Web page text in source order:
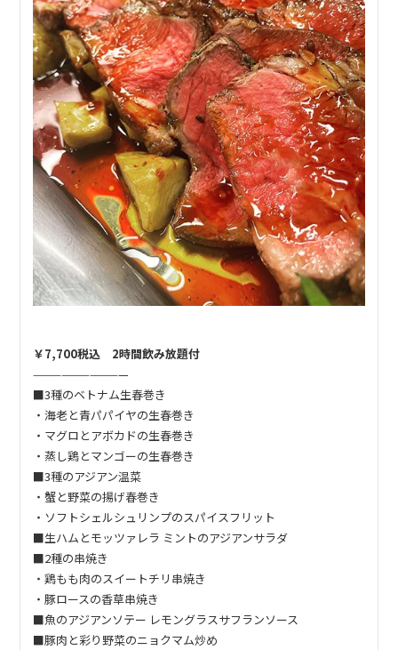
15,000円コース
——————————
【前菜】
生春巻き3種盛り合わせ
【サラダ】
ズワイ蟹と青パパイヤのサラダ
【スープ】
ふかひれスープ
【温前菜】
鮑のソテー 十五穀米添え シーズニングソース
【魚料理】
伊勢海老のチリソース
【肉料理】
【フォー】
【デザート】
チェリーのシブースト チョコアイス添え
￥7,700税込 2時間飲み放題付
——————————
■3種のベトナム生春巻き
・海老と青パパイヤの生春巻き
・マグロとアボカドの生春巻き
・蒸し鶏とマンゴーの生春巻き
■3種のアジアン温菜
・蟹と野菜の揚げ春巻き
・ソフトシェルシュリンプのスパイスフリット
■生ハムとモッツァレラ ミントのアジアンサラダ
■2種の串焼き
・鶏もも肉のスイートチリ串焼き
・豚ロースの香草串焼き
■魚のアジアンソテー レモングラスサフランソース
■豚肉と彩り野菜のニョクマム炒め